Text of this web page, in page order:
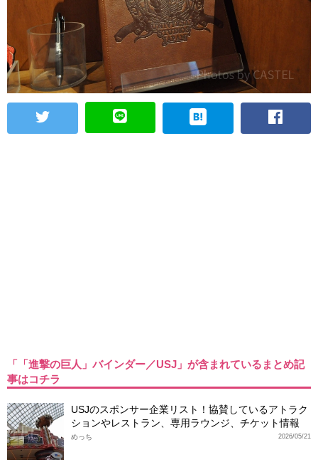
「「進撃の巨人」バインダー／USJ」が含まれているまとめ記
事はコチラ
USJのスポンサー企業リスト！協賛しているアトラク
ションやレストラン、専用ラウンジ、チケット情報
2026/05/21
めっち